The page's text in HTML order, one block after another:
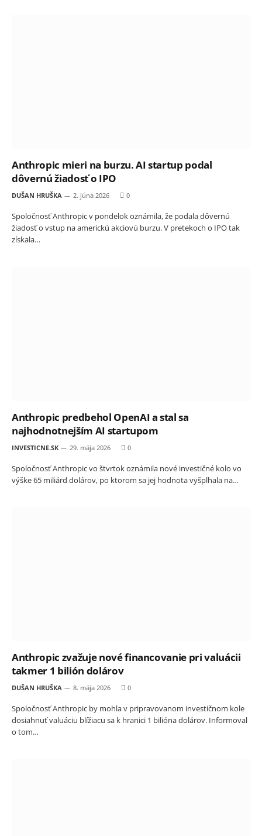
Anthropic mieri na burzu. AI startup podal
dôvernú žiadosť o IPO
DUŠAN HRUŠKA 2. júna 2026 0
Spoločnosť Anthropic v pondelok oznámila, že podala dôvernú
žiadosť o vstup na americkú akciovú burzu. V pretekoch o IPO tak
získala…
Anthropic predbehol OpenAI a stal sa
najhodnotnejším AI startupom
INVESTICNE.SK 29. mája 2026 0
Spoločnosť Anthropic vo štvrtok oznámila nové investičné kolo vo
výške 65 miliárd dolárov, po ktorom sa jej hodnota vyšplhala na…
Anthropic zvažuje nové financovanie pri valuácii
takmer 1 bilión dolárov
DUŠAN HRUŠKA 8. mája 2026 0
Spoločnosť Anthropic by mohla v pripravovanom investičnom kole
dosiahnuť valuáciu blížiacu sa k hranici 1 bilióna dolárov. Informoval
o tom…